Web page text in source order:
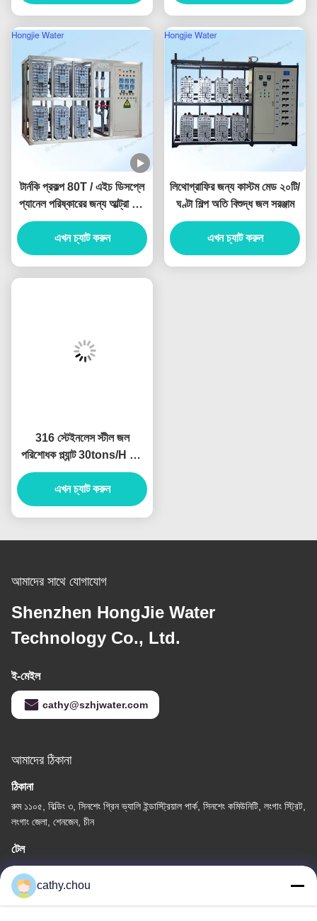
টার্নকি প্রকল্প 80T / এইচ ডিসপ্লে
প্যানেল পরিষ্কারের জন্য আল্ট্রা খাঁটি
জল সরঞ্জাম
এখন চ্যাট করুন
লিথোগ্রাফির জন্য কাস্টম মেড ২০টি/
ঘণ্টা শিল্প অতি বিশুদ্ধ জল সরঞ্জাম
এখন চ্যাট করুন
316 স্টেইনলেস স্টীল জল
পরিশোধক প্ল্যান্ট 30tons/H শিল্প
অতি বিশুদ্ধ জল সিস্টেম
এখন চ্যাট করুন
আমাদের সাথে যোগাযোগ
Shenzhen HongJie Water
Technology Co., Ltd.
ই-মেইল
cathy@szhjwater.com
আমাদের ঠিকানা
ঠিকানা
রুম ১১০৫, বিল্ডিং ৩, সিনশেং গ্রিন ভ্যালি ইন্ডাস্ট্রিয়াল পার্ক, সিনশেং কমিউনিটি, লংগাং স্ট্রিট,
লংগাং জেলা, শেনজেন, চীন
টেল
0086-755-27500078
cathy.chou